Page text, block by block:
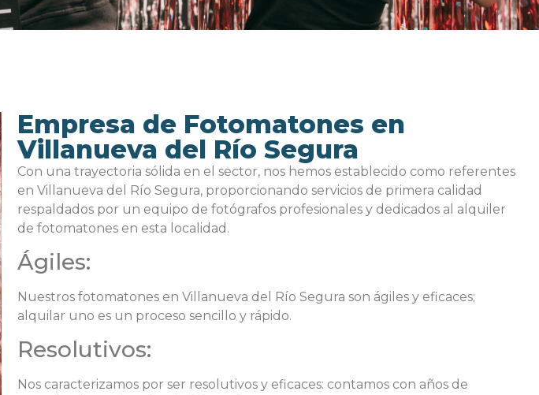
Empresa de Fotomatones en
Villanueva del Río Segura
Con una trayectoria sólida en el sector, nos hemos establecido como referentes
en Villanueva del Río Segura, proporcionando servicios de primera calidad
respaldados por un equipo de fotógrafos profesionales y dedicados al alquiler
de fotomatones en esta localidad.
Ágiles:
Nuestros fotomatones en Villanueva del Río Segura son ágiles y eficaces;
alquilar uno es un proceso sencillo y rápido.
Resolutivos:
Nos caracterizamos por ser resolutivos y eficaces: contamos con años de